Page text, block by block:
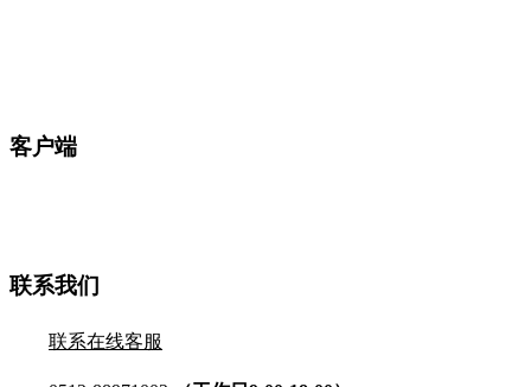
客户端
联系我们
联系在线客服